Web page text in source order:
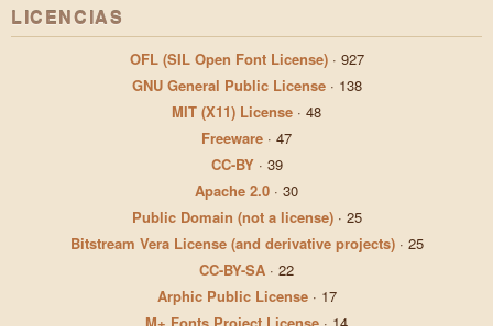
LICENCIAS
OFL (SIL Open Font License)· 927
GNU General Public License· 138
MIT (X11) License · 48
Freeware · 47
CC-BY· 39
Apache 2.0 · 30
Public Domain (not a license)· 25
Bitstream Vera License (and derivative projects)· 25
CC-BY-SA · 22
Arphic Public License· 17